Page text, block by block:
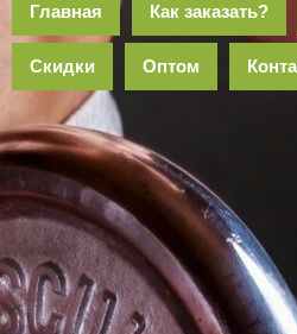
Главная Как заказать?
Скидки Оптом